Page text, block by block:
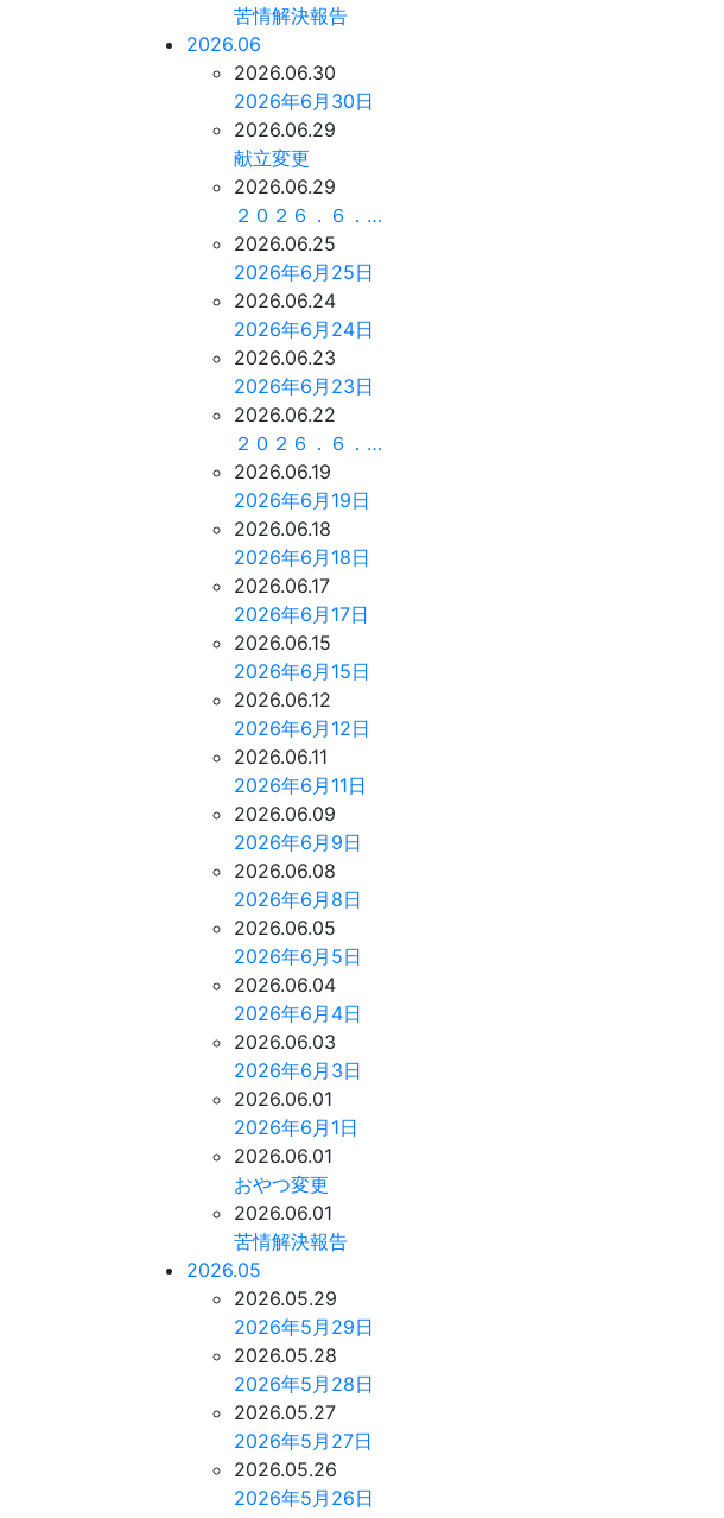
苦情解決報告
2026.06
2026.06.30
2026年6月30日
2026.06.29
献立変更
2026.06.29
２０２６．６．…
2026.06.25
2026年6月25日
2026.06.24
2026年6月24日
2026.06.23
2026年6月23日
2026.06.22
２０２６．６．…
2026.06.19
2026年6月19日
2026.06.18
2026年6月18日
2026.06.17
2026年6月17日
2026.06.15
2026年6月15日
2026.06.12
2026年6月12日
2026.06.11
2026年6月11日
2026.06.09
2026年6月9日
2026.06.08
2026年6月8日
2026.06.05
2026年6月5日
2026.06.04
2026年6月4日
2026.06.03
2026年6月3日
2026.06.01
2026年6月1日
2026.06.01
おやつ変更
2026.06.01
苦情解決報告
2026.05
2026.05.29
2026年5月29日
2026.05.28
2026年5月28日
2026.05.27
2026年5月27日
2026.05.26
2026年5月26日